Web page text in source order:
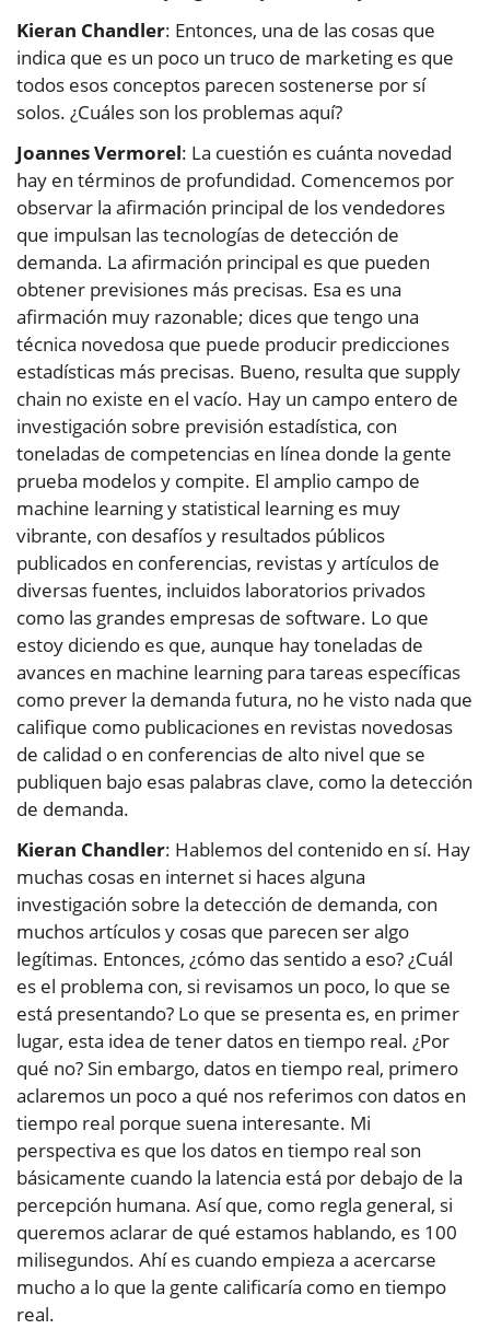
Kieran Chandler: Entonces, una de las cosas que
indica que es un poco un truco de marketing es que
todos esos conceptos parecen sostenerse por sí
solos. ¿Cuáles son los problemas aquí?
Joannes Vermorel: La cuestión es cuánta novedad
hay en términos de profundidad. Comencemos por
observar la afirmación principal de los vendedores
que impulsan las tecnologías de detección de
demanda. La afirmación principal es que pueden
obtener previsiones más precisas. Esa es una
afirmación muy razonable; dices que tengo una
técnica novedosa que puede producir predicciones
estadísticas más precisas. Bueno, resulta que supply
chain no existe en el vacío. Hay un campo entero de
investigación sobre previsión estadística, con
toneladas de competencias en línea donde la gente
prueba modelos y compite. El amplio campo de
machine learning y statistical learning es muy
vibrante, con desafíos y resultados públicos
publicados en conferencias, revistas y artículos de
diversas fuentes, incluidos laboratorios privados
como las grandes empresas de software. Lo que
estoy diciendo es que, aunque hay toneladas de
avances en machine learning para tareas específicas
como prever la demanda futura, no he visto nada que
califique como publicaciones en revistas novedosas
de calidad o en conferencias de alto nivel que se
publiquen bajo esas palabras clave, como la detección
de demanda.
Kieran Chandler: Hablemos del contenido en sí. Hay
muchas cosas en internet si haces alguna
investigación sobre la detección de demanda, con
muchos artículos y cosas que parecen ser algo
legítimas. Entonces, ¿cómo das sentido a eso? ¿Cuál
es el problema con, si revisamos un poco, lo que se
está presentando? Lo que se presenta es, en primer
lugar, esta idea de tener datos en tiempo real. ¿Por
qué no? Sin embargo, datos en tiempo real, primero
aclaremos un poco a qué nos referimos con datos en
tiempo real porque suena interesante. Mi
perspectiva es que los datos en tiempo real son
básicamente cuando la latencia está por debajo de la
percepción humana. Así que, como regla general, si
queremos aclarar de qué estamos hablando, es 100
milisegundos. Ahí es cuando empieza a acercarse
mucho a lo que la gente calificaría como en tiempo
real.